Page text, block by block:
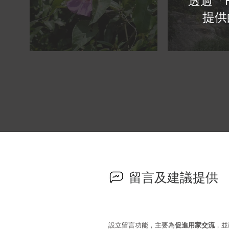
提
留言及建議提供
設立留言功能，主要為促進用家交流，並